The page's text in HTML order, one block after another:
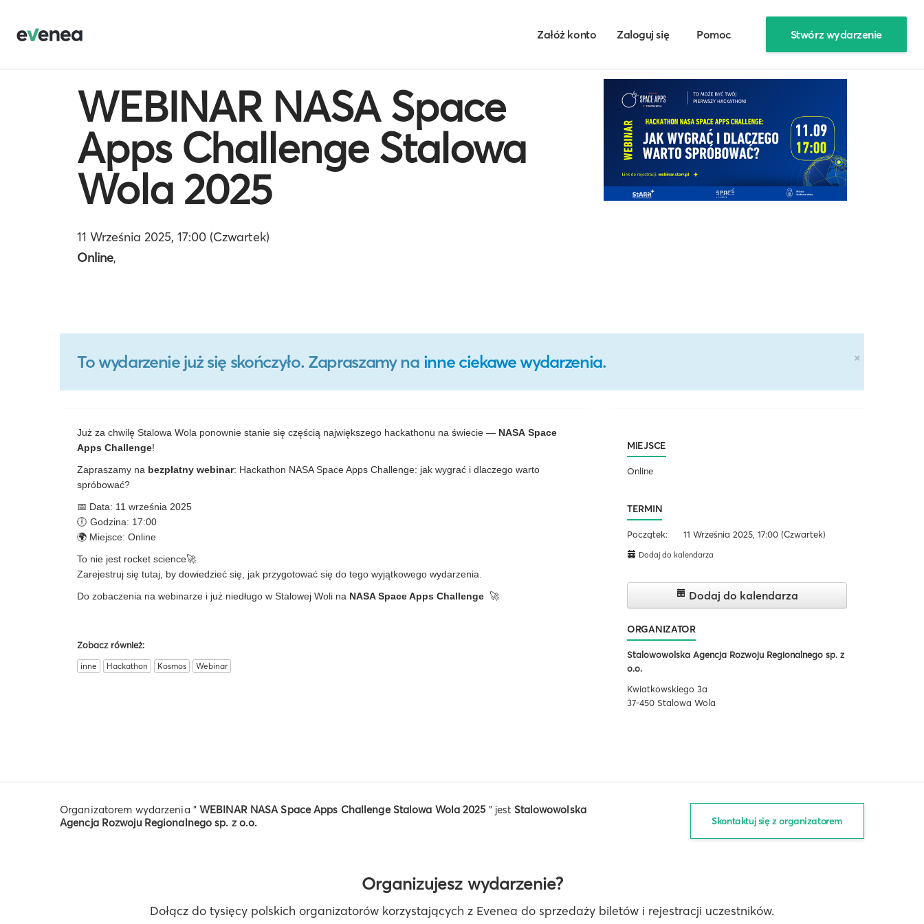
Załóż konto Zaloguj się Pomoc Stwórz wydarzenie
WEBINAR NASA Space
Apps Challenge Stalowa
Wola 2025
11 Września 2025, 17:00 (Czwartek)
Online,
×
To wydarzenie już się skończyło. Zapraszamy na inne ciekawe wydarzenia.
Już za chwilę Stalowa Wola ponownie stanie się częścią największego hackathonu na świecie — NASA Space
Apps Challenge!
Zapraszamy na bezpłatny webinar: Hackathon NASA Space Apps Challenge: jak wygrać i dlaczego warto
spróbować?
📅 Data: 11 września 2025
🕕 Godzina: 17:00
🌍 Miejsce: Online
To nie jest rocket science🚀
Zarejestruj się tutaj, by dowiedzieć się, jak przygotować się do tego wyjątkowego wydarzenia.
Do zobaczenia na webinarze i już niedługo w Stalowej Woli na NASA Space Apps Challenge 🚀
Zobacz również:
inne Hackathon Kosmos Webinar
MIEJSCE
Online
TERMIN
Początek: 11 Września 2025, 17:00 (Czwartek)
Dodaj do kalendarza
Dodaj do kalendarza
ORGANIZATOR
Stalowowolska Agencja Rozwoju Regionalnego sp. z
o.o.
Kwiatkowskiego 3a
37-450 Stalowa Wola
Organizatorem wydarzenia " WEBINAR NASA Space Apps Challenge Stalowa Wola 2025" jest Stalowowolska
Agencja Rozwoju Regionalnego sp. z o.o.
Skontaktuj się z organizatorem
Organizujesz wydarzenie?
Dołącz do tysięcy polskich organizatorów korzystających z Evenea do sprzedaży biletów i rejestracji uczestników.